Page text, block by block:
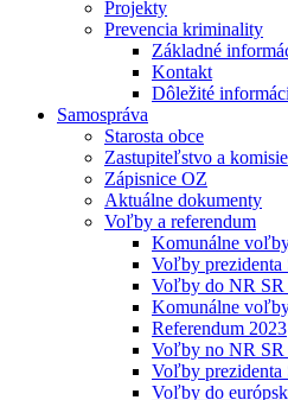
Projekty
Prevencia kriminality
Základné
Kontakt
Dôležité
Samospráva
Starosta obce
Zastupiteľstvo a komisie
Zápisnice OZ
Aktuálne dokumenty
Voľby a referendum
Komunálne
Voľby prezidenta
Voľby do NR SR
Komunálne
Referendum 2023
Voľby no NR SR
Voľby prezidenta
Voľby do